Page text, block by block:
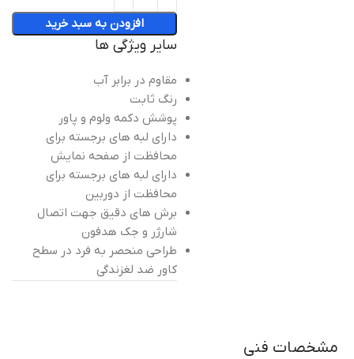
افزودن به سبد خرید
سایر ویژگی ها
مقاوم در برابر آب
رنگ ثابت
پوشش دکمه ولوم و پاور
دارای لبه های برجسته برای
محافظت از صفحه نمایش
دارای لبه های برجسته برای
محافظت از دوربین
برش های دقیق جهت اتصال
شارژر و جک هدفون
طراحی منحصر به فرد در سطح
کاور ضد لغزندگی
مشخصات فنی